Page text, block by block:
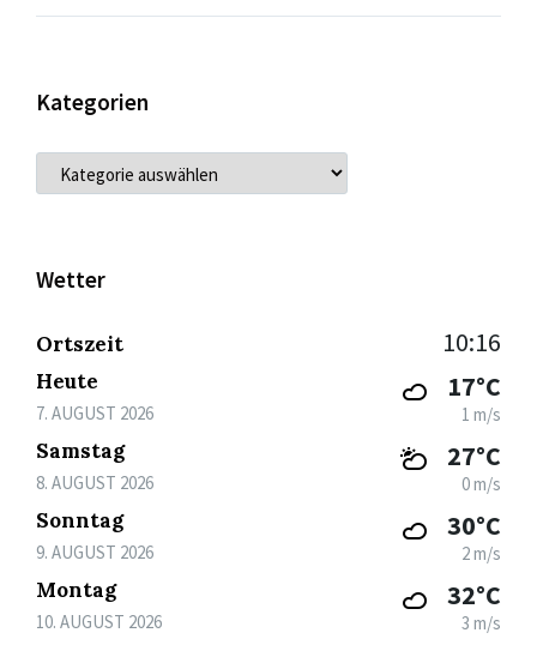
Kategorien
KATEGORIEN
Wetter
Ortszeit 10:16
Heute
7. AUGUST 2026
17°C
1 m/s
Samstag
8. AUGUST 2026
27°C
0 m/s
Sonntag
9. AUGUST 2026
30°C
2 m/s
Montag
10. AUGUST 2026
32°C
3 m/s